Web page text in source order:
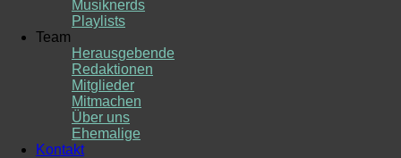
Musiknerds
Playlists
Team
Herausgebende
Redaktionen
Mitglieder
Mitmachen
Über uns
Ehemalige
Kontakt